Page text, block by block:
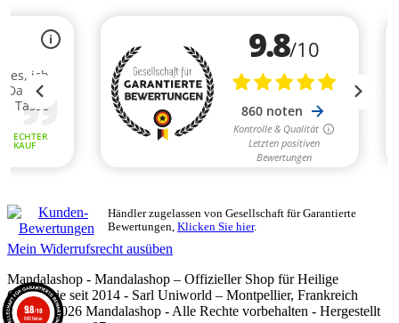
Händler zugelassen von Gesellschaft für Garantierte
Bewertungen, Klicken Sie hier.
Mein Widerrufsrecht ausüben
Mandalashop - Mandalashop – Offizieller Shop für Heilige
Geometrie seit 2014 - Sarl Uniworld – Montpellier, Frankreich
©2014–2026 Mandalashop - Alle Rechte vorbehalten - Hergestellt
9.8/10
860 Noten